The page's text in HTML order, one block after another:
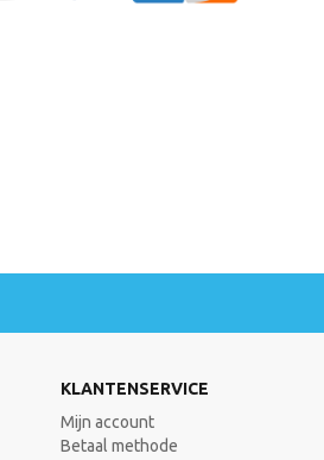
KLANTENSERVICE
Mijn account
Betaal methode